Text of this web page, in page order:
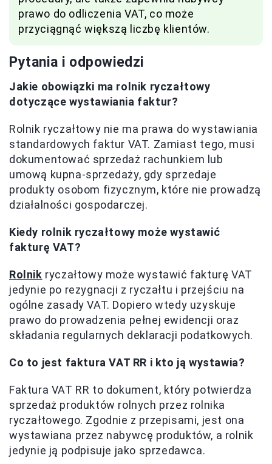
prawo do odliczenia VAT, co może
przyciągnąć większą liczbę klientów.
Pytania i odpowiedzi
Jakie obowiązki ma rolnik ryczałtowy
dotyczące wystawiania faktur?
Rolnik ryczałtowy nie ma prawa do wystawiania
standardowych faktur VAT. Zamiast tego, musi
dokumentować sprzedaż rachunkiem lub
umową kupna-sprzedaży, gdy sprzedaje
produkty osobom fizycznym, które nie prowadzą
działalności gospodarczej.
Kiedy rolnik ryczałtowy może wystawić
fakturę VAT?
Rolnik ryczałtowy może wystawić fakturę VAT
jedynie po rezygnacji z ryczałtu i przejściu na
ogólne zasady VAT. Dopiero wtedy uzyskuje
prawo do prowadzenia pełnej ewidencji oraz
składania regularnych deklaracji podatkowych.
Co to jest faktura VAT RR i kto ją wystawia?
Faktura VAT RR to dokument, który potwierdza
sprzedaż produktów rolnych przez rolnika
ryczałtowego. Zgodnie z przepisami, jest ona
wystawiana przez nabywcę produktów, a rolnik
jedynie ją podpisuje jako sprzedawca.